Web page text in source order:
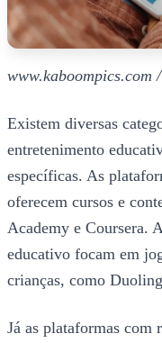
www.kaboompics.com
Existem diversas
entretenimento
específicas. As
oferecem cursos e
Academy e Coursera.
educativo focam em
crianças, como
Já as plataformas